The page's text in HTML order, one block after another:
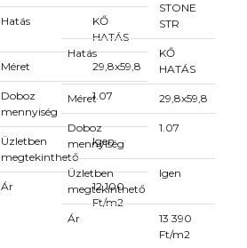
Hatás
KŐ
HATÁS
Méret 29,8x59,8
Doboz
mennyiség
1.07
Üzletben
megtekinthető
Igen
Ár
12 100
Ft/m2
STONE
STR
Hatás
KŐ
HATÁS
Méret 29,8x59,8
Doboz
mennyiség
1.07
Üzletben
megtekinthető
Igen
Ár
13 390
Ft/m2